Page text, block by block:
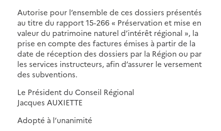
Autorise pour l’ensemble de ces dossiers présentés
au titre du rapport 15-266 « Préservation et mise en
valeur du patrimoine naturel d’intérêt régional », la
prise en compte des factures émises à partir de la
date de réception des dossiers par la Région ou par
les services instructeurs, afin d’assurer le versement
des subventions.
Le Président du Conseil Régional
Jacques AUXIETTE
Adopté à l’unanimité